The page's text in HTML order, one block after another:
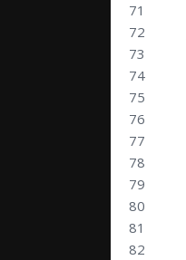
71
72
73
74
75
76
77
78
79
80
81
82